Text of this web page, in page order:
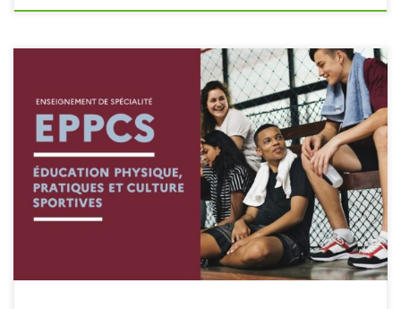
Un nouvel enseignement de spécialité s’ajoute aux 10
enseignements de spécialité déjà offerts aux lycéennes et lycéens
à leur entrée en classe de première générale. L’enseignement de
spécialité EPPCS (Éducation […]